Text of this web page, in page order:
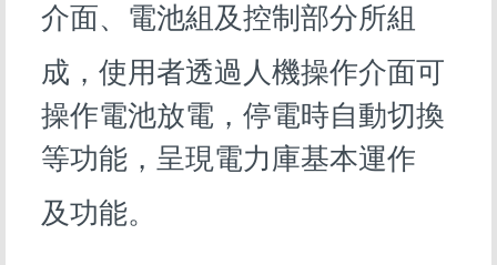
介面、電池組及控制部分所組
成， 使用者透過人機操作介面可
操作電池放電，停電時自動切換
等功能，呈現電力庫基本運作
及功能。